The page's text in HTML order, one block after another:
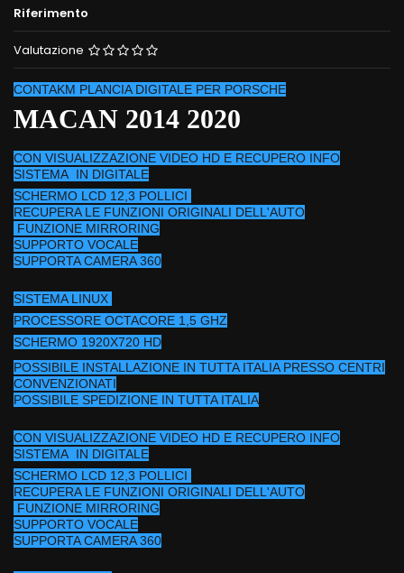
Riferimento
Valutazione
CONTAKM PLANCIA DIGITALE PER PORSCHE
MACAN 2014 2020
CON VISUALIZZAZIONE VIDEO HD E RECUPERO INFO
SISTEMA IN DIGITALE
SCHERMO LCD 12,3 POLLICI
RECUPERA LE FUNZIONI ORIGINALI DELL'AUTO
FUNZIONE MIRRORING
SUPPORTO VOCALE
SUPPORTA CAMERA 360
SISTEMA LINUX
PROCESSORE OCTACORE 1,5 GHZ
SCHERMO 1920X720 HD
POSSIBILE INSTALLAZIONE IN TUTTA ITALIA PRESSO CENTRI
CONVENZIONATI
POSSIBILE SPEDIZIONE IN TUTTA ITALIA
CON VISUALIZZAZIONE VIDEO HD E RECUPERO INFO
SISTEMA IN DIGITALE
SCHERMO LCD 12,3 POLLICI
RECUPERA LE FUNZIONI ORIGINALI DELL'AUTO
FUNZIONE MIRRORING
SUPPORTO VOCALE
SUPPORTA CAMERA 360